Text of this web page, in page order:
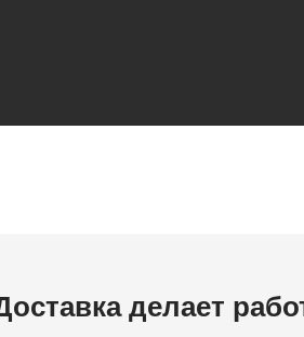
делает